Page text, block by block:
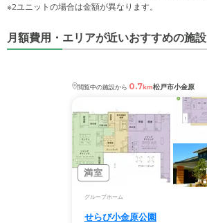
※2ユニットの場合は金額が異なります。
月額費用・エリアが近いおすすめの施設
閲覧中の施設から 0.7km松戸市小金原
満室
グループホーム
せらび小金原公園